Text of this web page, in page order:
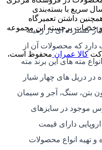
گسترده ای در زمینه
دارد که محصولات آن از
مته های این برند مته
در دریل های چهار شیار
بتن، سنگ، آجر و سیمان
موجود در سایزهای
دارای قیمت
تهیه انواع محصولات
سریع با بسته‌بندی
داشتن تعمیرگاه
و خدمات برجسته این مجموعه
کالا عمران محفوظ است،